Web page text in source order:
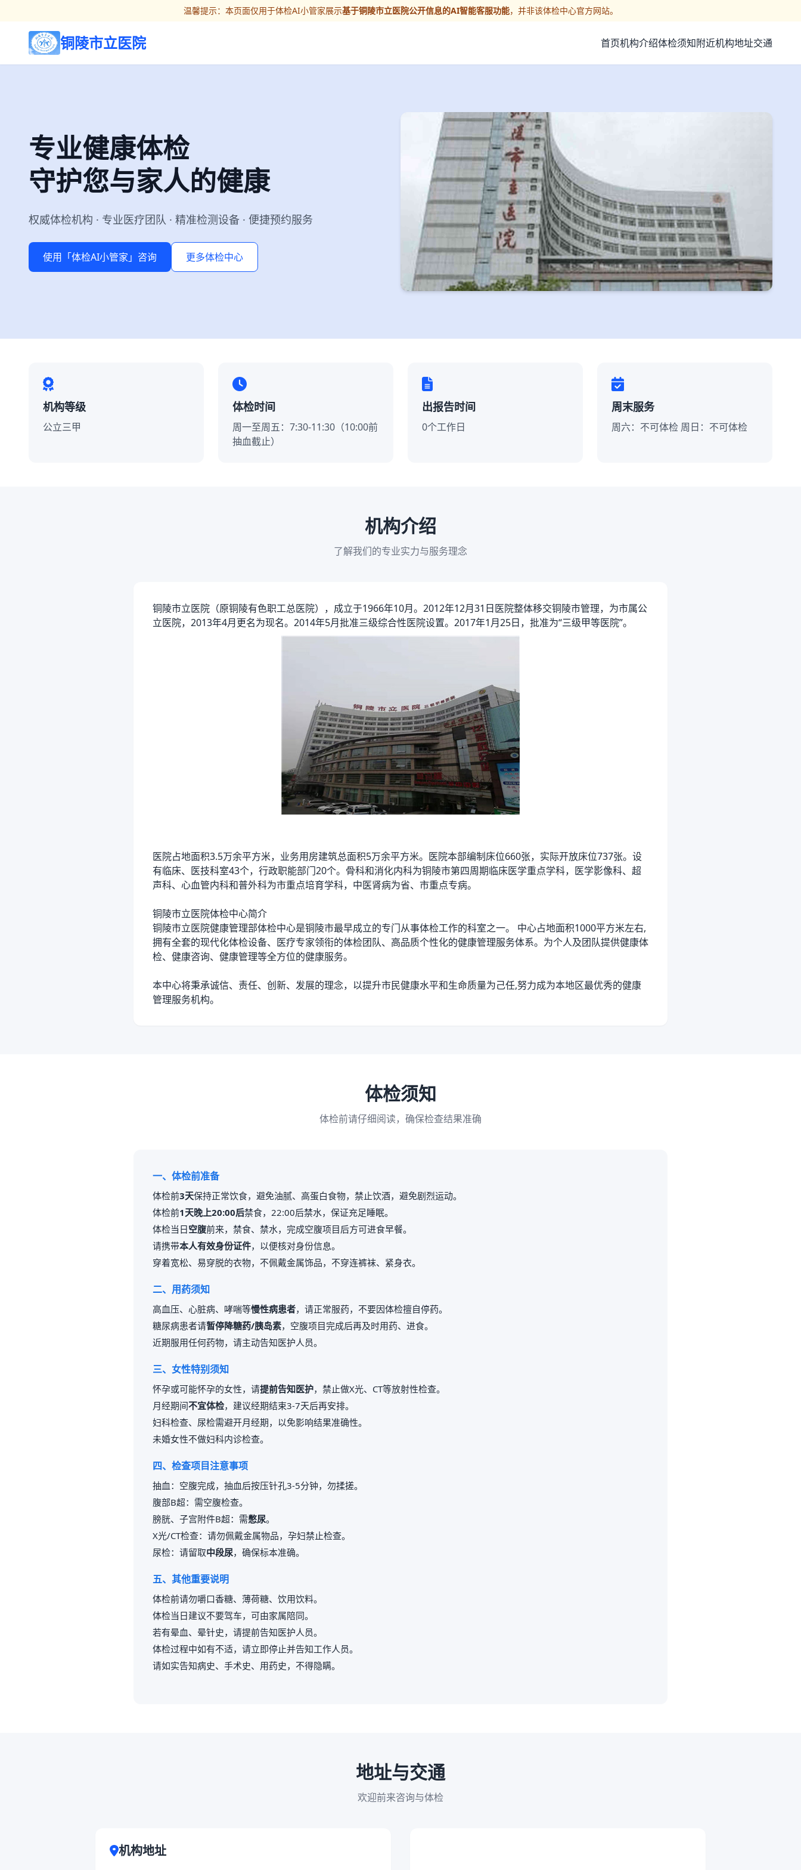
温馨提示：本页面仅用于体检AI小管家展示基于铜陵市立医院公开信息的AI智能客服功能，并非该体检中心官方网站。
铜陵市立医院 首页机构介绍体检须知附近机构地址交通
专业健康体检
守护您与家人的健康
权威体检机构 · 专业医疗团队 · 精准检测设备 · 便捷预约服务
使用「体检AI小管家」咨询 更多体检中心
机构等级
公立三甲
体检时间
周一至周五：7:30-11:30（10:00前
抽血截止）
出报告时间
0个工作日
周末服务
周六：不可体检 周日：不可体检
机构介绍
了解我们的专业实力与服务理念
铜陵市立医院（原铜陵有色职工总医院），成立于1966年10月。2012年12月31日医院整体移交铜陵市管理，为市属公
立医院，2013年4月更名为现名。2014年5月批准三级综合性医院设置。2017年1月25日，批准为“三级甲等医院”。
医院占地面积3.5万余平方米，业务用房建筑总面积5万余平方米。医院本部编制床位660张，实际开放床位737张。设
有临床、医技科室43个，行政职能部门20个。骨科和消化内科为铜陵市第四周期临床医学重点学科，医学影像科、超
声科、心血管内科和普外科为市重点培育学科，中医肾病为省、市重点专病。
铜陵市立医院体检中心简介
铜陵市立医院健康管理部体检中心是铜陵市最早成立的专门从事体检工作的科室之一。 中心占地面积1000平方米左右,
拥有全套的现代化体检设备、医疗专家领衔的体检团队、高品质个性化的健康管理服务体系。为个人及团队提供健康体
检、健康咨询、健康管理等全方位的健康服务。
本中心将秉承诚信、责任、创新、发展的理念，以提升市民健康水平和生命质量为己任,努力成为本地区最优秀的健康
管理服务机构。
体检须知
体检前请仔细阅读，确保检查结果准确
一、体检前准备
体检前3天保持正常饮食，避免油腻、高蛋白食物，禁止饮酒，避免剧烈运动。
体检前1天晚上20:00后禁食，22:00后禁水，保证充足睡眠。
体检当日空腹前来，禁食、禁水，完成空腹项目后方可进食早餐。
请携带本人有效身份证件，以便核对身份信息。
穿着宽松、易穿脱的衣物，不佩戴金属饰品，不穿连裤袜、紧身衣。
二、用药须知
高血压、心脏病、哮喘等慢性病患者，请正常服药，不要因体检擅自停药。
糖尿病患者请暂停降糖药/胰岛素，空腹项目完成后再及时用药、进食。
近期服用任何药物，请主动告知医护人员。
三、女性特别须知
怀孕或可能怀孕的女性，请提前告知医护，禁止做X光、CT等放射性检查。
月经期间不宜体检，建议经期结束3-7天后再安排。
妇科检查、尿检需避开月经期，以免影响结果准确性。
未婚女性不做妇科内诊检查。
四、检查项目注意事项
抽血：空腹完成，抽血后按压针孔3-5分钟，勿揉搓。
腹部B超：需空腹检查。
膀胱、子宫附件B超：需憋尿。
X光/CT检查：请勿佩戴金属物品，孕妇禁止检查。
尿检：请留取中段尿，确保标本准确。
五、其他重要说明
体检前请勿嚼口香糖、薄荷糖、饮用饮料。
体检当日建议不要驾车，可由家属陪同。
若有晕血、晕针史，请提前告知医护人员。
体检过程中如有不适，请立即停止并告知工作人员。
请如实告知病史、手术史、用药史，不得隐瞒。
地址与交通
欢迎前来咨询与体检
机构地址